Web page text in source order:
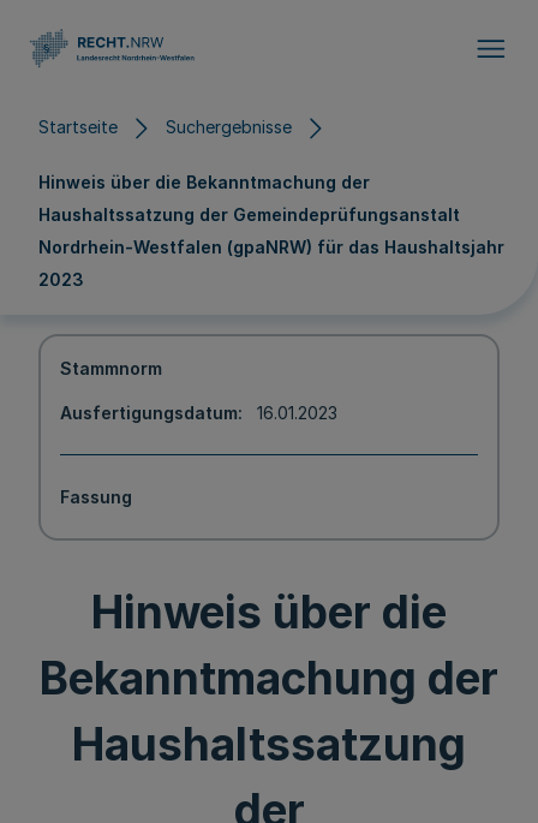
Startseite Suchergebnisse
Hinweis über die Bekanntmachung der
Haushaltssatzung der Gemeindeprüfungsanstalt
Nordrhein-Westfalen (gpaNRW) für das Haushaltsjahr
2023
Stammnorm
Ausfertigungsdatum 16.01.2023
Fassung
Hinweis über die
Bekanntmachung der
Haushaltssatzung
der